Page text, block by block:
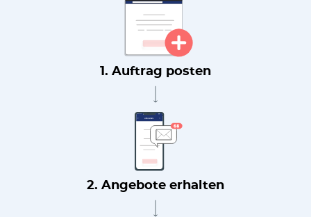
1. Auftrag posten
2. Angebote erhalten